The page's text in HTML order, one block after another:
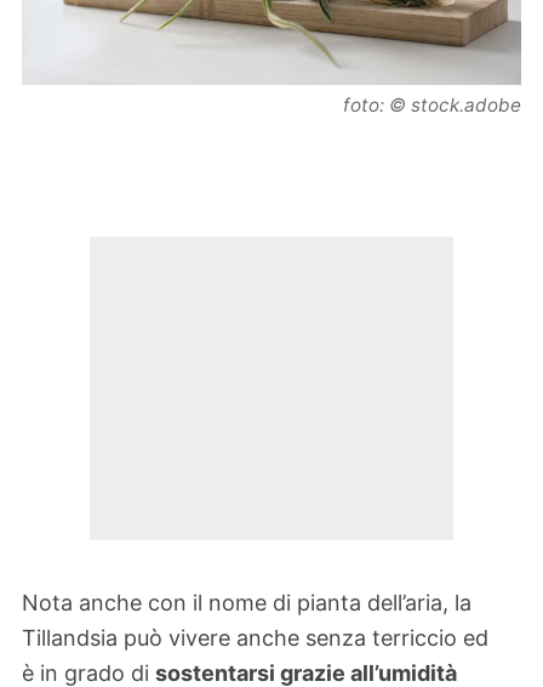
foto: © stock.adobe
Nota anche con il nome di pianta dell’aria, la
Tillandsia può vivere anche senza terriccio ed
è in grado di sostentarsi grazie all’umidità